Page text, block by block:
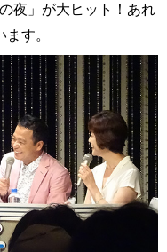
夜」が大ヒット！あれ
す。